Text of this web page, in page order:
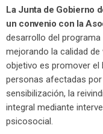
La Junta de Gobierno
un convenio con la
desarrollo del programa
mejorando la calidad de
objetivo es promover el
personas afectadas
sensibilización, la
integral mediante
psicosocial.